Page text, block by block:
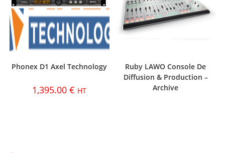
Phonex D1 Axel Technology
1,395.00€ HT
Ruby LAWO Console De
Diffusion & Production –
Archive